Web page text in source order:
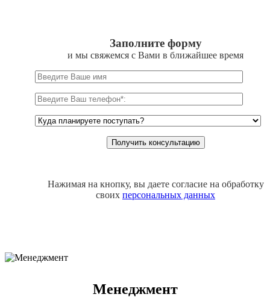
Заполните форму
и мы свяжемся с Вами в ближайшее время
Нажимая на кнопку, вы даете согласие на обработку
своих персональных данных
Менеджмент